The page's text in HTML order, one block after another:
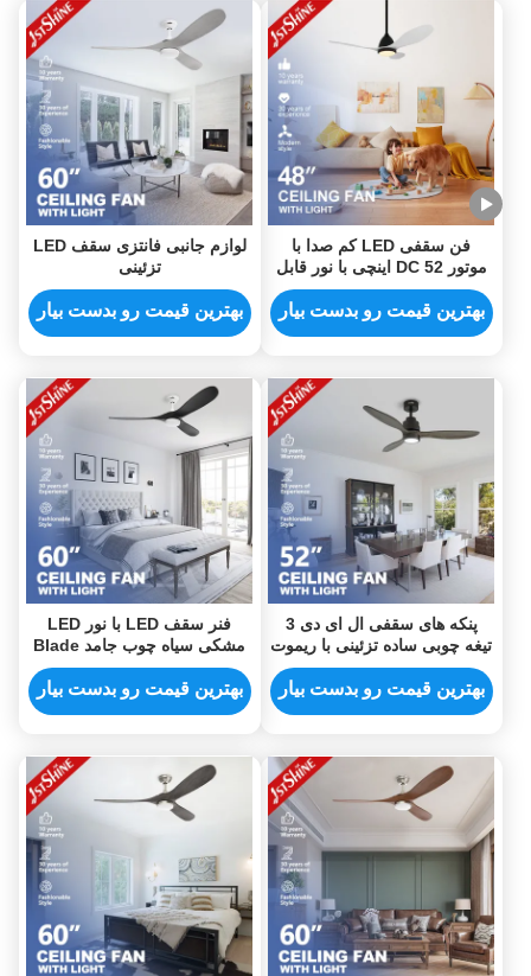
فن سقفی LED کم صدا با
موتور DC 52 اینچی با نور قابل
تنظیم و 3 رنگ قابل تغییر
بهترین قیمت رو بدست بیار
لوازم جانبی فانتزی سقف LED
تزئینی
بهترین قیمت رو بدست بیار
پنکه های سقفی ال ای دی 3
تیغه چوبی ساده تزئینی با ریموت
کنترل
بهترین قیمت رو بدست بیار
فنر سقف LED با نور LED
مشکی سیاه چوب جامد Blade
DC Motor
بهترین قیمت رو بدست بیار